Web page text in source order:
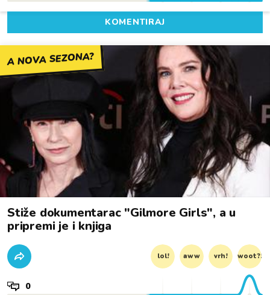
KOMENTIRAJ
A NOVA SEZONA?
Stiže dokumentarac "Gilmore Girls", a u
pripremi je i knjiga
lol! aww vrh! woot?!
0